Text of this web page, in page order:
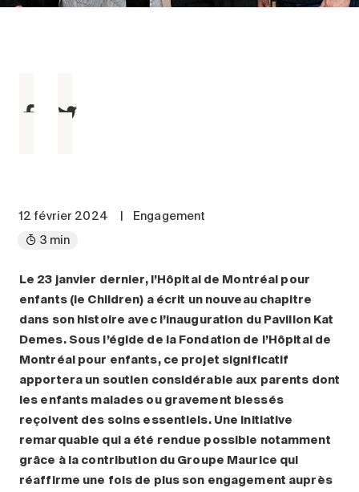
Courte durée
Emplois
Nouvelles
Rechercher&nbsp;:
12 février 2024
Engagement
3 min
Le 23 janvier dernier, l’Hôpital de Montréal pour
enfants (le Children) a écrit un nouveau chapitre
dans son histoire avec l’inauguration du Pavillon Kat
Demes. Sous l’égide de la Fondation de l’Hôpital de
Montréal pour enfants, ce projet significatif
apportera un soutien considérable aux parents dont
les enfants malades ou gravement blessés
reçoivent des soins essentiels. Une initiative
remarquable qui a été rendue possible notamment
grâce à la contribution du Groupe Maurice qui
réaffirme une fois de plus son engagement auprès